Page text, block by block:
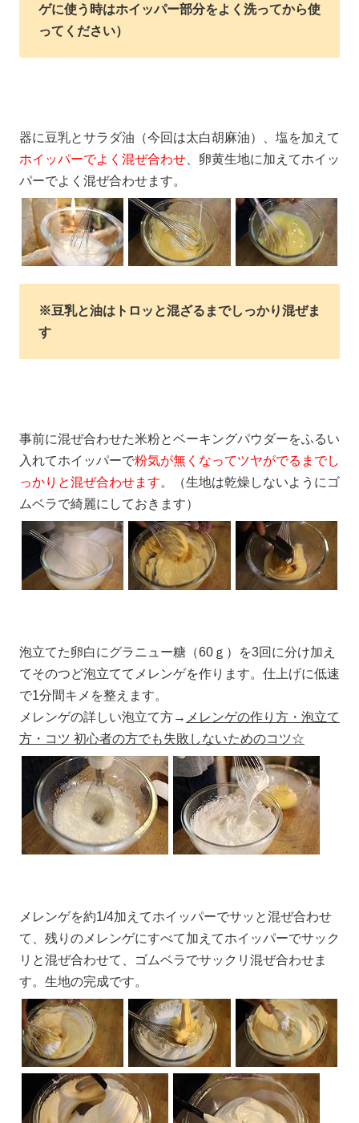
ゲに使う時はホイッパー部分をよく洗ってから使
ってください）
器に豆乳とサラダ油（今回は太白胡麻油）、塩を加えて
ホイッパーでよく混ぜ合わせ 、卵黄生地に加えてホイッ
パーでよく混ぜ合わせます。
※豆乳と油はトロッと混ざるまでしっかり混ぜま
す
事前に混ぜ合わせた米粉とベーキングパウダーをふるい
入れてホイッパーで粉気が無くなってツヤがでるまでし
っかりと混ぜ合わせます。（生地は乾燥しないようにゴ
ムベラで綺麗にしておきます）
泡立てた卵白にグラニュー糖（60ｇ）を3回に分け加え
てそのつど泡立ててメレンゲを作ります。仕上げに低速
で1分間キメを整えます。
メレンゲの詳しい泡立て方→ メレンゲの作り方・泡立て
方・コツ 初心者の方でも失敗しないためのコツ☆
メレンゲを約1/4加えてホイッパーでサッと混ぜ合わせ
て、残りのメレンゲにすべて加えてホイッパーでサック
リと混ぜ合わせて、ゴムベラでサックリ混ぜ合わせま
す。生地の完成です。